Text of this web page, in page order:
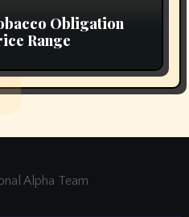
Obligation
Range
Alpha Team